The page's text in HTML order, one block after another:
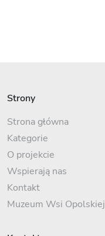
Strony
Strona główna
Kategorie
O projekcie
Wspierają nas
Kontakt
Muzeum Wsi Opolskiej